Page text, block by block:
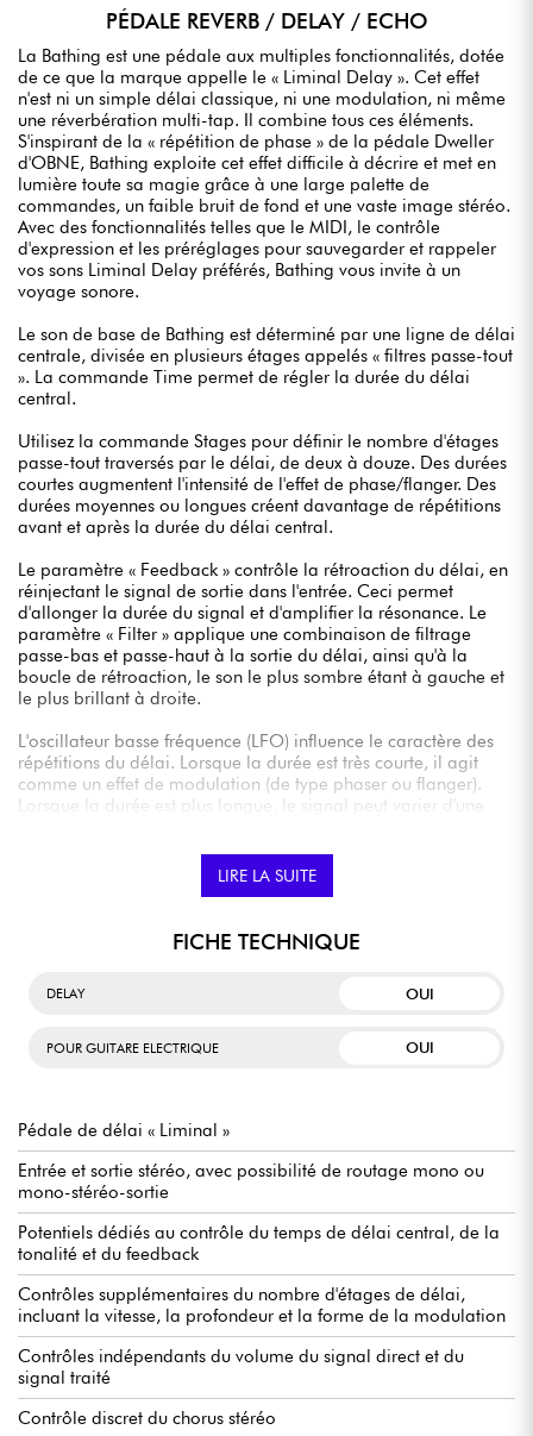
PÉDALE REVERB / DELAY / ECHO
La Bathing est une pédale aux multiples fonctionnalités, dotée
de ce que la marque appelle le « Liminal Delay ». Cet effet
n'est ni un simple délai classique, ni une modulation, ni même
une réverbération multi-tap. Il combine tous ces éléments.
S'inspirant de la « répétition de phase » de la pédale Dweller
d'OBNE, Bathing exploite cet effet difficile à décrire et met en
lumière toute sa magie grâce à une large palette de
commandes, un faible bruit de fond et une vaste image stéréo.
Avec des fonctionnalités telles que le MIDI, le contrôle
d'expression et les préréglages pour sauvegarder et rappeler
vos sons Liminal Delay préférés, Bathing vous invite à un
voyage sonore.
Le son de base de Bathing est déterminé par une ligne de délai
centrale, divisée en plusieurs étages appelés « filtres passe-tout
». La commande Time permet de régler la durée du délai
central.
Utilisez la commande Stages pour définir le nombre d'étages
passe-tout traversés par le délai, de deux à douze. Des durées
courtes augmentent l'intensité de l'effet de phase/flanger. Des
durées moyennes ou longues créent davantage de répétitions
avant et après la durée du délai central.
Le paramètre « Feedback » contrôle la rétroaction du délai, en
réinjectant le signal de sortie dans l'entrée. Ceci permet
d'allonger la durée du signal et d'amplifier la résonance. Le
paramètre « Filter » applique une combinaison de filtrage
passe-bas et passe-haut à la sortie du délai, ainsi qu'à la
boucle de rétroaction, le son le plus sombre étant à gauche et
le plus brillant à droite.
L'oscillateur basse fréquence (LFO) influence le caractère des
répétitions du délai. Lorsque la durée est très courte, il agit
comme un effet de modulation (de type phaser ou flanger).
Lorsque la durée est plus longue, le signal peut varier d'une
modes Mono-in, Stereo-out ou stéréo, le LFO est décalé à
LIRE LA SUITE
FICHE TECHNIQUE
DELAY OUI
POUR GUITARE ELECTRIQUE OUI
Pédale de délai « Liminal »
Entrée et sortie stéréo, avec possibilité de routage mono ou
mono-stéréo-sortie
Potentiels dédiés au contrôle du temps de délai central, de la
tonalité et du feedback
Contrôles supplémentaires du nombre d'étages de délai,
incluant la vitesse, la profondeur et la forme de la modulation
Contrôles indépendants du volume du signal direct et du
signal traité
Contrôle discret du chorus stéréo